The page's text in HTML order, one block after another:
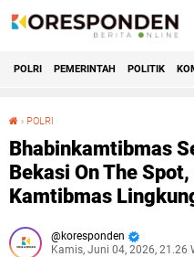
POLRI PEMERINTAH POLITIK
› POLRI
Bhabinkamtibmas
Bekasi On The
Kamtibmas
koresponden
Kamis, Juni 04, 2026, 21.26